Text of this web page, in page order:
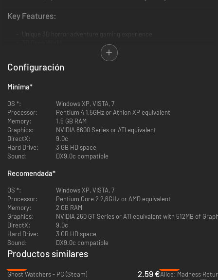
Key Features:
Unique 3D horror adventure gaming experience
Breathtaking Atmosphere and Stunning Visuals
Harness Supernatural Powers, including Telekinesis and Mind
Experience the terror of a classic tale from the horror movie genre
Configuración
Mínima*
OS *:
Windows XP, VISTA, 7
Processor:
Pentium 4 1,5GHz or Athlon XP equivalent
Memory:
1.5 GB RAM
Graphics:
NVIDIA 8600 Series or ATI equivalent
DirectX:
9.0c
Hard Drive:
3 GB HD space
Sound:
DX9.0c compatible
Recomendada*
OS *:
Windows XP, VISTA, 7
Processor:
Pentium Core 2 2,6GHz or AMD equivalent
Memory:
2 GB RAM
Graphics:
NVIDIA 260 GT Series or ATI equivalent with 512MB of
DirectX:
9.0c
Hard Drive:
3 GB HD space
Sound:
DX9.0c compatible
Productos similares
Ghost Watchers - PC (Steam)
2.59 €Alice: Madness